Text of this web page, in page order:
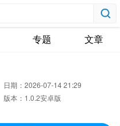
专题 文章
日期：2026-07-14 21:29
版本： 1.0.2安卓版